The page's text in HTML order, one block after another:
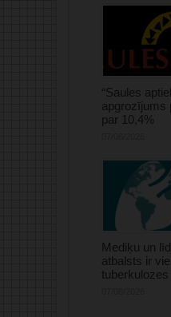
“Saules
apgrozījums
par 10,4%
Mediķu un
atbalsts ir